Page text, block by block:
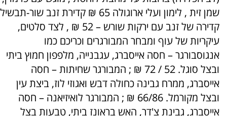
שמן זית , לימון ועלי ארוגולה 65 ₪ קדירת זנב שור-תבשיל
קדירה של זנב עם ירקות שורש – 52 ₪ , לצד סלטים,
עיקריות של עוף ומבחר המבורגרים וכריכם כמו
אנגוסבורגר – חסה אייסברג, עגבנייה, מלפפון חמוץ ביתי
ובצל סוגל. 52 / 72 ₪ ; המבורגר שחיתות – חסה
אייסברג, ממרח גבינה כחולה דבש ואגוזי לוז, ביצת עין
ובצל מקורמל. 66/86 ₪ ; המבורגר לואיזיאנה – חסה
אייסברג, גבינת צ'דר, האש בראונז ביתי, טבעות בצל